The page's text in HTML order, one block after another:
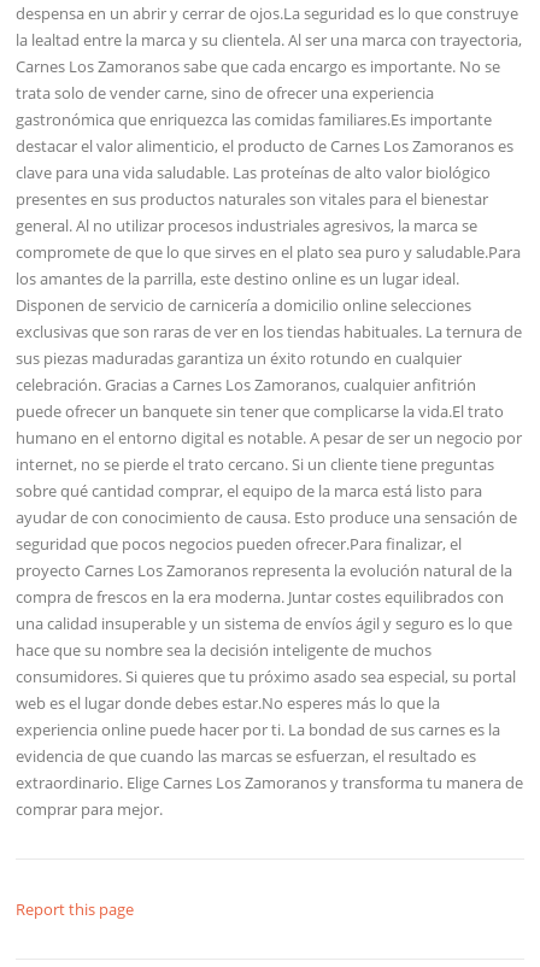
despensa en un abrir y cerrar de ojos.La seguridad es lo que construye
la lealtad entre la marca y su clientela. Al ser una marca con trayectoria,
Carnes Los Zamoranos sabe que cada encargo es importante. No se
trata solo de vender carne, sino de ofrecer una experiencia
gastronómica que enriquezca las comidas familiares.Es importante
destacar el valor alimenticio, el producto de Carnes Los Zamoranos es
clave para una vida saludable. Las proteínas de alto valor biológico
presentes en sus productos naturales son vitales para el bienestar
general. Al no utilizar procesos industriales agresivos, la marca se
compromete de que lo que sirves en el plato sea puro y saludable.Para
los amantes de la parrilla, este destino online es un lugar ideal.
Disponen de servicio de carnicería a domicilio online selecciones
exclusivas que son raras de ver en los tiendas habituales. La ternura de
sus piezas maduradas garantiza un éxito rotundo en cualquier
celebración. Gracias a Carnes Los Zamoranos, cualquier anfitrión
puede ofrecer un banquete sin tener que complicarse la vida.El trato
humano en el entorno digital es notable. A pesar de ser un negocio por
internet, no se pierde el trato cercano. Si un cliente tiene preguntas
sobre qué cantidad comprar, el equipo de la marca está listo para
ayudar de con conocimiento de causa. Esto produce una sensación de
seguridad que pocos negocios pueden ofrecer.Para finalizar, el
proyecto Carnes Los Zamoranos representa la evolución natural de la
compra de frescos en la era moderna. Juntar costes equilibrados con
una calidad insuperable y un sistema de envíos ágil y seguro es lo que
hace que su nombre sea la decisión inteligente de muchos
consumidores. Si quieres que tu próximo asado sea especial, su portal
web es el lugar donde debes estar.No esperes más lo que la
experiencia online puede hacer por ti. La bondad de sus carnes es la
evidencia de que cuando las marcas se esfuerzan, el resultado es
extraordinario. Elige Carnes Los Zamoranos y transforma tu manera de
comprar para mejor.
Report this page